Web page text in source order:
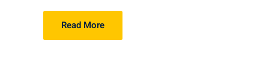
Read More